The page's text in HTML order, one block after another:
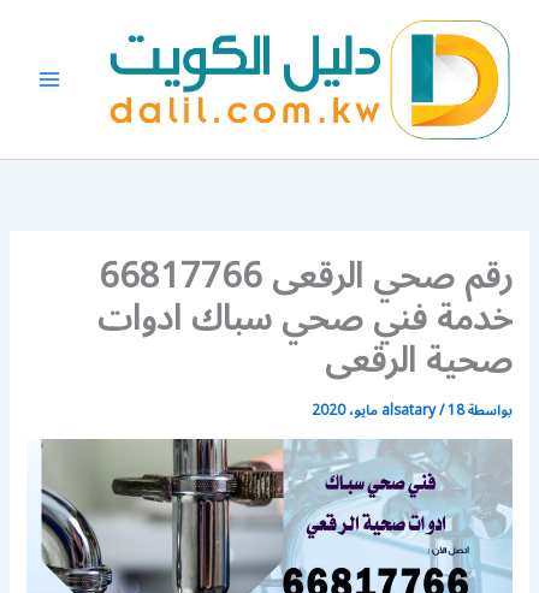
المحتوى
رقم صحي الرقعى 66817766
خدمة فني صحي سباك ادوات
صحية الرقعى
بواسطة alsatary/18 مايو، 2020